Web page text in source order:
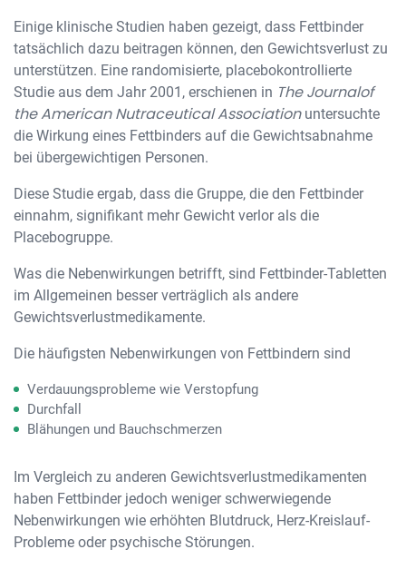
Einige klinische Studien haben gezeigt, dass Fettbinder
tatsächlich dazu beitragen können, den Gewichtsverlust zu
unterstützen. Eine randomisierte, placebokontrollierte
Studie aus dem Jahr 2001, erschienen in The Journalof
the American Nutraceutical Associationuntersuchte
die Wirkung eines Fettbinders auf die Gewichtsabnahme
bei übergewichtigen Personen.
Diese Studie ergab, dass die Gruppe, die den Fettbinder
einnahm, signifikant mehr Gewicht verlor als die
Placebogruppe.
Was die Nebenwirkungen betrifft, sind Fettbinder-Tabletten
im Allgemeinen besser verträglich als andere
Gewichtsverlustmedikamente.
Die häufigsten Nebenwirkungen von Fettbindern sind
Verdauungsprobleme wie Verstopfung
Durchfall
Blähungen und Bauchschmerzen
Im Vergleich zu anderen Gewichtsverlustmedikamenten
haben Fettbinder jedoch weniger schwerwiegende
Nebenwirkungen wie erhöhten Blutdruck, Herz-Kreislauf-
Probleme oder psychische Störungen.